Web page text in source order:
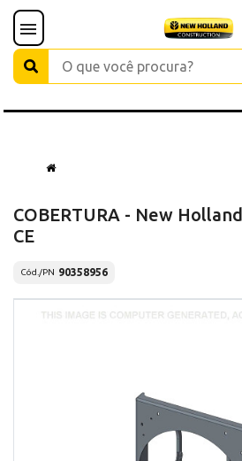
COBERTURA - New Holland
CE
Cód./PN 90358956